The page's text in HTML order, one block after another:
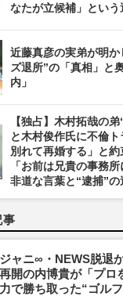
なたが立候補」という
近藤真彦の実弟が明
ズ退所”の「真相」と
内」
【独占】木村拓哉の
と木村俊作氏に不倫ト
別れて再婚する」と
「お前は兄貴の事務所
非道な言葉と“逮捕”の
事
ャニ∞・NEWS脱退
開の内博貴が「プロ
で勝ち取った“ゴル